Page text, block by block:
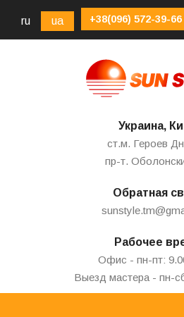
ru ua +38(096) 572-39-66
Украина,
ст.м. Героев
пр-т.
Обратная
Рабочее
Офис - пн-пт:
Выезд мастера - пн-